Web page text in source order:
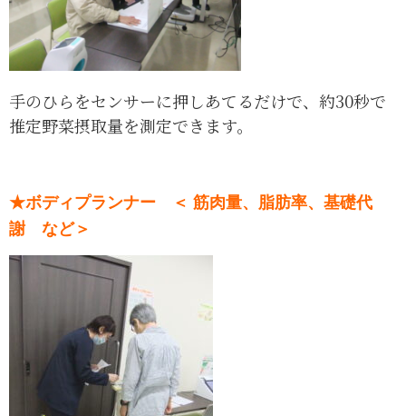
手のひらをセンサーに押しあてるだけで、約30秒で
推定野菜摂取量を測定できます。
★ボディプランナー ＜ 筋肉量、脂肪率、基礎代
謝 など＞